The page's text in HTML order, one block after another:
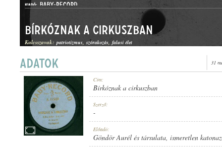
KIADÓ: BABY-RECORD
LEMEZSZÁM: A. 17549
Bírkóznak a cirkuszban
Kulcsszavak: patriotizmus szórakozás falusi élet
31
Cím:
Bírkóznak a cirkuszban
Szerző:
-
Előadó:
Göndör Aurél és társulata, ismeretlen